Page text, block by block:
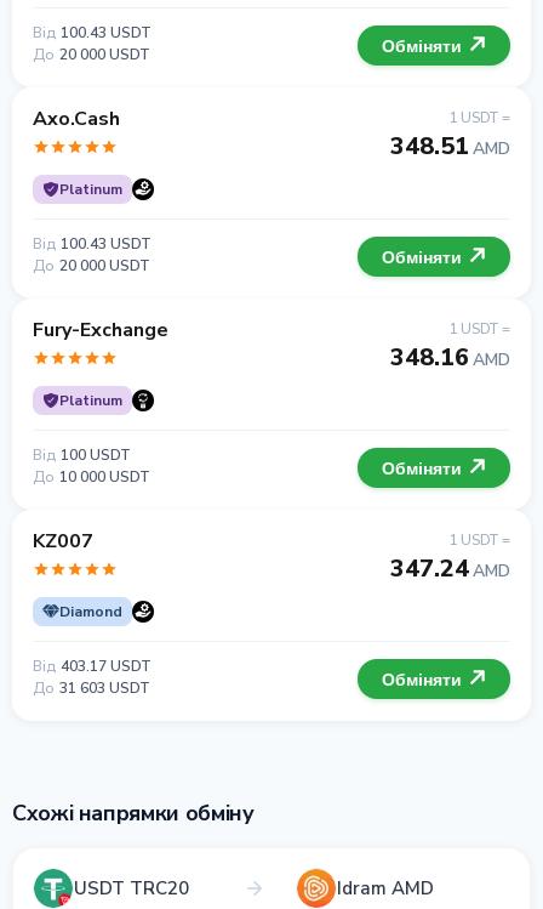
Від 100.43 USDT
До 20 000 USDT Обміняти
Axo.Cash
Platinum
1 USDT =
348.51 AMD
Від 100.43 USDT
До 20 000 USDT Обміняти
Fury-Exchange
Platinum
1 USDT =
348.16 AMD
Від 100 USDT
До 10 000 USDT Обміняти
KZ007
Diamond
1 USDT =
347.24AMD
Від 403.17 USDT
До 31 603 USDT Обміняти
Схожі напрямки обміну
USDT TRC20 Idram AMD